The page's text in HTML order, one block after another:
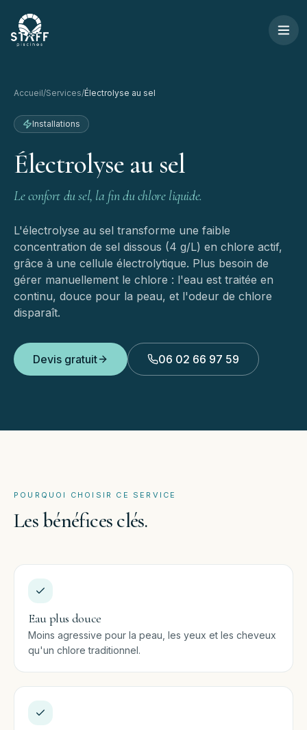
STAFF Piscines — Accueil
Accueil/Services/Électrolyse au sel
Installations
Électrolyse au sel
Le confort du sel, la fin du chlore liquide.
L'électrolyse au sel transforme une faible
concentration de sel dissous (4 g/L) en chlore actif,
grâce à une cellule électrolytique. Plus besoin de
gérer manuellement le chlore : l'eau est traitée en
continu, douce pour la peau, et l'odeur de chlore
disparaît.
Devis gratuit 06 02 66 97 59
POURQUOI CHOISIR CE SERVICE
Lesbénéficesclés.
Eau plus douce
Moins agressive pour la peau, les yeux et les cheveux
qu'un chlore traditionnel.